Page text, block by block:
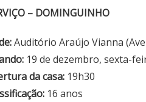
– DOMINGUINHO
Auditório Araújo Vianna
19 de dezembro, sexta-
da casa: 19h30
16 anos